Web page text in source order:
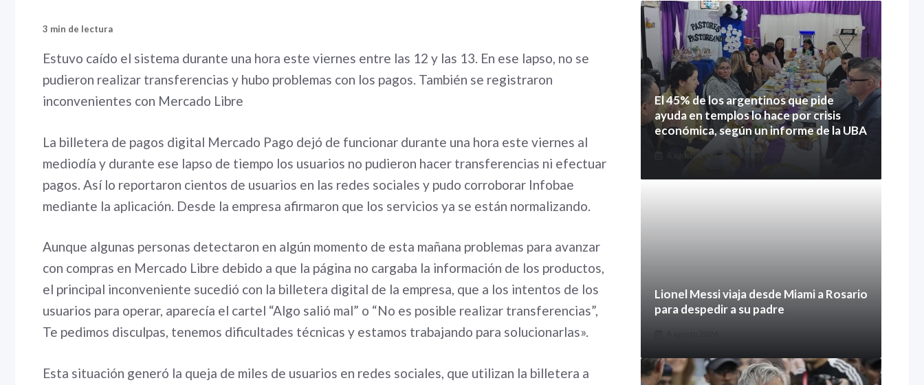
3 min de lectura
Estuvo caído el sistema durante una hora este viernes entre las 12 y las 13. En ese lapso, no se
pudieron realizar transferencias y hubo problemas con los pagos. También se registraron
inconvenientes con Mercado Libre
La billetera de pagos digital Mercado Pago dejó de funcionar durante una hora este viernes al
mediodía y durante ese lapso de tiempo los usuarios no pudieron hacer transferencias ni efectuar
pagos. Así lo reportaron cientos de usuarios en las redes sociales y pudo corroborar Infobae
mediante la aplicación. Desde la empresa afirmaron que los servicios ya se están normalizando.
Aunque algunas personas detectaron en algún momento de esta mañana problemas para avanzar
con compras en Mercado Libre debido a que la página no cargaba la información de los productos,
el principal inconveniente sucedió con la billetera digital de la empresa, que a los intentos de los
usuarios para operar, aparecía el cartel “Algo salió mal” o “No es posible realizar transferencias”,
Te pedimos disculpas, tenemos dificultades técnicas y estamos trabajando para solucionarlas».
Esta situación generó la queja de miles de usuarios en redes sociales, que utilizan la billetera a
El 45% de los argentinos que pide
ayuda en templos lo hace por crisis
económica, según un informe de la UBA
8 agosto 2026
Lionel Messi viaja desde Miami a Rosario
para despedir a su padre